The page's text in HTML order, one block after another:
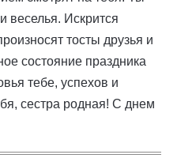
веселья. Искрится
тосты друзья и
состояние праздника
тебе, успехов и
сестра родная! С днем